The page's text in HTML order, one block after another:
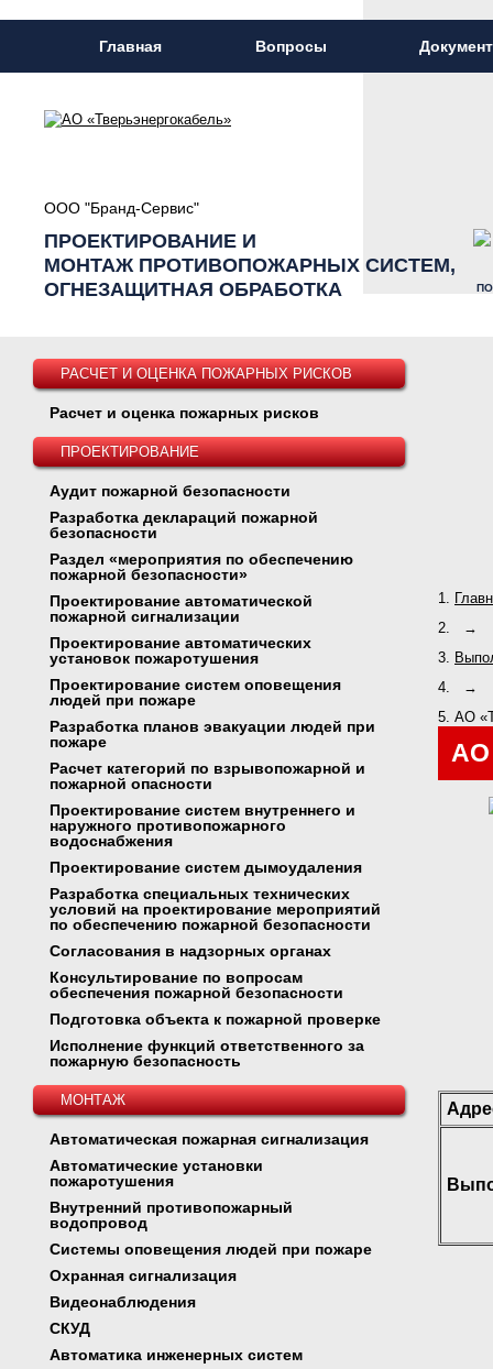
Главная Вопросы
ООО "Бранд-Сервис"
ПРОЕКТИРОВАНИЕ И
МОНТАЖ ПРОТИВОПОЖАРНЫХ СИСТЕМ,
ОГНЕЗАЩИТНАЯ ОБРАБОТКА
→
→
АО
АО
РАСЧЕТ И ОЦЕНКА ПОЖАРНЫХ РИСКОВ
Расчет и оценка пожарных рисков
ПРОЕКТИРОВАНИЕ
Аудит пожарной безопасности
Разработка деклараций пожарной
безопасности
Раздел «мероприятия по обеспечению
пожарной безопасности»
Проектирование автоматической
пожарной сигнализации
Проектирование автоматических
установок пожаротушения
Проектирование систем оповещения
людей при пожаре
Разработка планов эвакуации людей при
пожаре
Расчет категорий по взрывопожарной и
пожарной опасности
Проектирование систем внутреннего и
наружного противопожарного
водоснабжения
Проектирование систем дымоудаления
Разработка специальных технических
условий на проектирование мероприятий
по обеспечению пожарной безопасности
Согласования в надзорных органах
Консультирование по вопросам
обеспечения пожарной безопасности
Подготовка объекта к пожарной проверке
Исполнение функций ответственного за
пожарную безопасность
МОНТАЖ
Автоматическая пожарная сигнализация
Автоматические установки
пожаротушения
Внутренний противопожарный
водопровод
Системы оповещения людей при пожаре
Охранная сигнализация
Видеонаблюдения
СКУД
Автоматика инженерных систем